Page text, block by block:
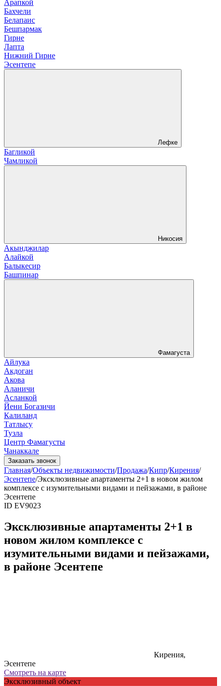
Арапкой
Бахчели
Белапаис
Бешпармак
Гирне
Лапта
Нижний Гирне
Эсентепе
Лефке
Багликой
Чамликой
Никосия
Акынджилар
Алайкой
Балыкесир
Башпинар
Фамагуста
Айлука
Акдоган
Акова
Аланичи
Асланкой
Йени Богазичи
Калиланд
Татлысу
Тузла
Центр Фамагусты
Чанаккале
Заказать звонок
Главная/Объекты недвижимости/Продажа/Кипр/Кирения/
Эсентепе/Эксклюзивные апартаменты 2+1 в новом жилом
комплексе с изумительными видами и пейзажами, в районе
Эсентепе
ID EV9023
Эксклюзивные апартаменты 2+1 в
новом жилом комплексе с
изумительными видами и пейзажами,
в районе Эсентепе
Кирения,
Эсентепе
Смотреть на карте
Эксклюзивный объект